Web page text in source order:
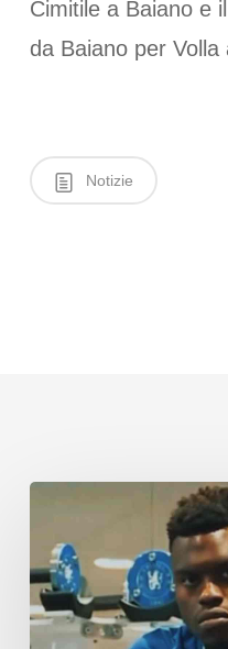
Cimitile a Baiano e
da Baiano per Volla
Notizie